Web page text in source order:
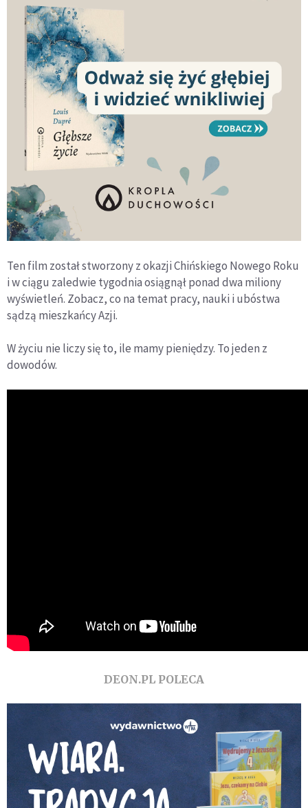
Ten film został stworzony z okazji Chińskiego Nowego Roku
i w ciągu zaledwie tygodnia osiągnął ponad dwa miliony
wyświetleń. Zobacz, co na temat pracy, nauki i ubóstwa
sądzą mieszkańcy Azji.
W życiu nie liczy się to, ile mamy pieniędzy. To jeden z
dowodów.
DEON.PL POLECA